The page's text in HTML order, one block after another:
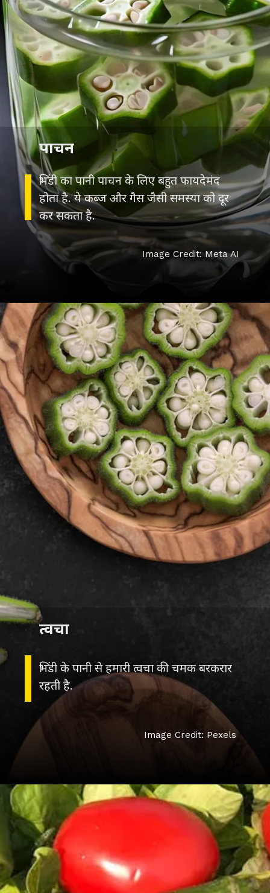
भिंडी का पानी पाचन के लिए बहुत फायदेमंद
होता है. ये कब्ज और गैस जैसी समस्या को दूर
कर सकता है.
पाचन
Image Credit: Meta AI
भिंडी के पानी से हमारी त्वचा की चमक बरकरार
रहती है.
त्वचा
Image Credit: Pexels